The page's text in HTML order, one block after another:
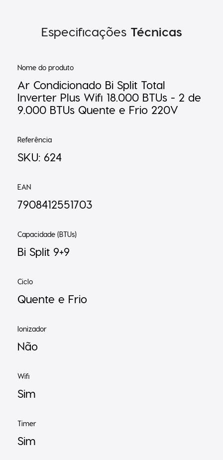
Especificações Técnicas
Nome do produto
Ar Condicionado Bi Split Total
Inverter Plus Wifi 18.000 BTUs - 2 de
9.000 BTUs Quente e Frio 220V
SKU: 624
7908412551703
Capacidade (BTUs)
Bi Split 9+9
Quente e Frio
Não
Sim
Sim